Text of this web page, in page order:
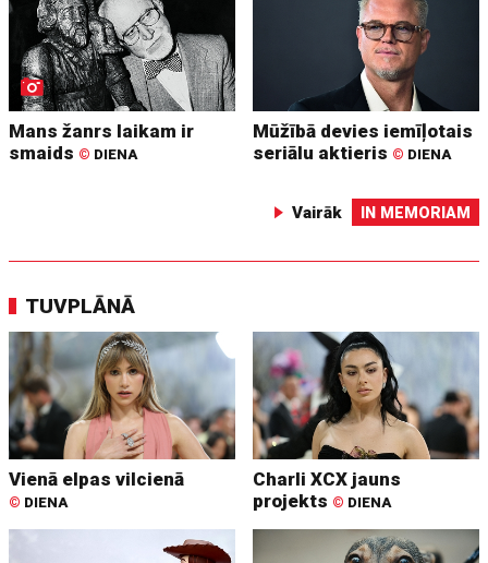
Mans žanrs laikam ir
smaids © DIENA
Mūžībā devies iemīļotais
seriālu aktieris © DIENA
Vairāk IN MEMORIAM
TUVPLĀNĀ
Vienā elpas vilcienā
© DIENA
Charli XCX jauns
projekts © DIENA